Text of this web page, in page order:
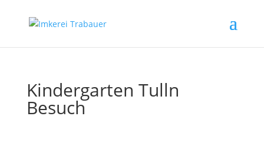
Kindergarten Tulln
Besuch